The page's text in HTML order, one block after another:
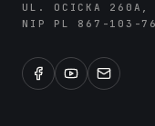
UL. OCICKA 260A,
NIP PL 867-103-